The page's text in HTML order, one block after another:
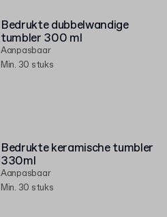
Bedrukte dubbelwandige
tumbler 300 ml
Aanpasbaar
Min. 30 stuks
Bedrukte keramische tumbler
330ml
Aanpasbaar
Min. 30 stuks